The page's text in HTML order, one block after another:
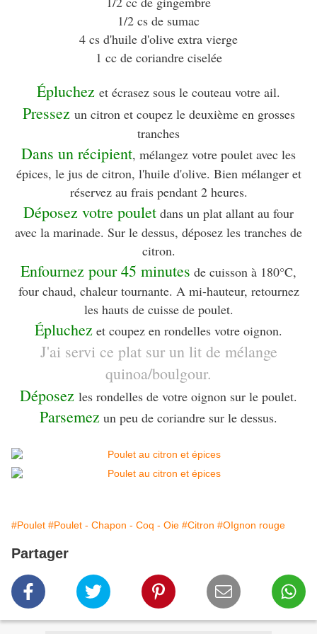
1/2 cs de sumac
4 cs d'huile d'olive extra vierge
1 cc de coriandre ciselée
Épluchez et écrasez sous le couteau votre ail.
Pressez un citron et coupez le deuxième en grosses
tranches
Dans un récipient, mélangez votre poulet avec les
épices, le jus de citron, l'huile d'olive. Bien mélanger et
réservez au frais pendant 2 heures.
Déposez votre poulet dans un plat allant au four
avec la marinade. Sur le dessus, déposez les tranches de
citron.
Enfournez pour 45 minutes de cuisson à 180°C,
four chaud, chaleur tournante. A mi-hauteur, retournez
les hauts de cuisse de poulet.
Épluchez et coupez en rondelles votre oignon.
J'ai servi ce plat sur un lit de mélange
quinoa/boulgour.
Déposez les rondelles de votre oignon sur le poulet.
Parsemez un peu de coriandre sur le dessus.
#Poulet #Poulet - Chapon - Coq - Oie #Citron #OIgnon rouge
Partager